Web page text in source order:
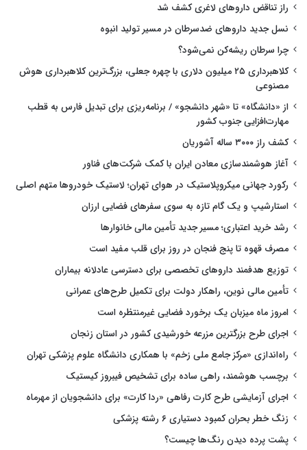
راز تناقض داروهای لاغری کشف شد
نسل جدید داروهای ضدسرطان در مسیر تولید انبوه
چرا سرطان ریشه‌کن نمی‌شود؟
کلاهبرداری ۲۵ میلیون دلاری با چهره جعلی، بزرگ‌ترین کلاهبرداری هوش
مصنوعی
از «دانشگاه» تا «شهر دانشجو» / برنامه‌ریزی برای تبدیل فارس به قطب
مهارت‌افزایی جنوب کشور
کشف راز ۳۰۰۰ ساله آشوریان
آغاز هوشمندسازی معادن ایران با کمک شرکت‌های فناور
رکورد جهانی میکروپلاستیک در هوای تهران؛ لاستیک خودروها متهم اصلی
استارشیپ و یک گام تازه به سوی سفرهای فضایی ارزان
رشد خرید اعتباری؛ مسیر جدید تأمین مالی خانوارها
مصرف قهوه تا پنج فنجان در روز برای قلب مفید است
توزیع هدفمند داروهای تخصصی برای دسترسی عادلانه بیماران
تأمین مالی نوین، راهکار دولت برای تکمیل طرح‌های عمرانی
امروز ماه میزبان یک برخورد فضایی غیرمنتظره است
اجرای طرح بزرگترین مزرعه خورشیدی کشور در استان زنجان
راه‌اندازی «مرکز جامع ملی زخم» با همکاری دانشگاه علوم پزشکی تهران
برچسب هوشمند، راهی ساده برای تشخیص فیبروز کیستیک
اجرای آزمایشی طرح کارت رفاهی «ردا کارت» برای دانشجویان از مهرماه
زنگ خطر بحران کمبود دستیاری ۶ رشته پزشکی
پشت پرده دیدن رنگ‌ها چیست؟